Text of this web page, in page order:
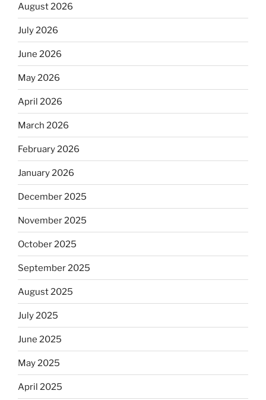
August 2026
July 2026
June 2026
May 2026
April 2026
March 2026
February 2026
January 2026
December 2025
November 2025
October 2025
September 2025
August 2025
July 2025
June 2025
May 2025
April 2025